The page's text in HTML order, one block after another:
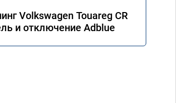
Volkswagen Touareg CR
и отключение Adblue